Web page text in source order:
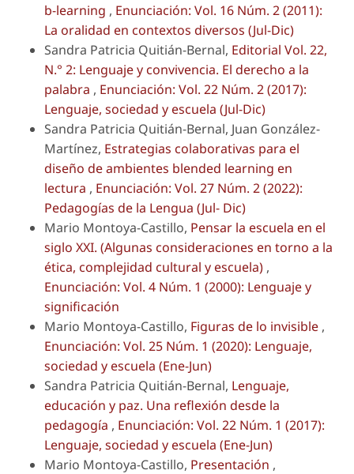
b-learning , Enunciación: Vol. 16 Núm. 2 (2011):
La oralidad en contextos diversos (Jul-Dic)
Sandra Patricia Quitián-Bernal, Editorial Vol. 22,
N.° 2: Lenguaje y convivencia. El derecho a la
palabra , Enunciación: Vol. 22 Núm. 2 (2017):
Lenguaje, sociedad y escuela (Jul-Dic)
Sandra Patricia Quitián-Bernal, Juan González-
Martínez, Estrategias colaborativas para el
diseño de ambientes blended learning en
lectura , Enunciación: Vol. 27 Núm. 2 (2022):
Pedagogías de la Lengua (Jul- Dic)
Mario Montoya-Castillo, Pensar la escuela en el
siglo XXI. (Algunas consideraciones en torno a la
ética, complejidad cultural y escuela) ,
Enunciación: Vol. 4 Núm. 1 (2000): Lenguaje y
significación
Mario Montoya-Castillo, Figuras de lo invisible ,
Enunciación: Vol. 25 Núm. 1 (2020): Lenguaje,
sociedad y escuela (Ene-Jun)
Sandra Patricia Quitián-Bernal, Lenguaje,
educación y paz. Una reflexión desde la
pedagogía , Enunciación: Vol. 22 Núm. 1 (2017):
Lenguaje, sociedad y escuela (Ene-Jun)
Mario Montoya-Castillo, Presentación ,